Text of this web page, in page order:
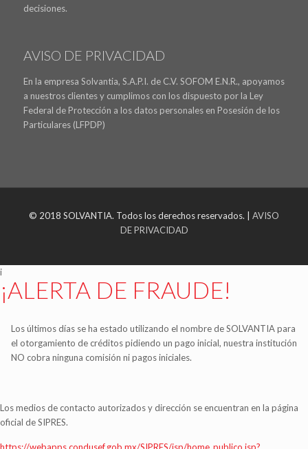
decisiones.
AVISO DE PRIVACIDAD
En la empresa Solvantia, S.A.P.I. de C.V. SOFOM E.N.R., apoyamos
a nuestros clientes y cumplimos con los dispuesto por la Ley
Federal de Protección a los datos personales en Posesión de los
Particulares (LFPDP)
© 2018 SOLVANTIA. Todos los derechos reservados. | AVISO
DE PRIVACIDAD
i
¡ALERTA DE FRAUDE!
Los últimos días se ha estado utilizando el nombre de SOLVANTIA para
el otorgamiento de créditos pidiendo un pago inicial, nuestra institución
NO cobra ninguna comisión ni pagos iniciales.
Los medios de contacto autorizados y dirección se encuentran en la página
oficial de SIPRES.